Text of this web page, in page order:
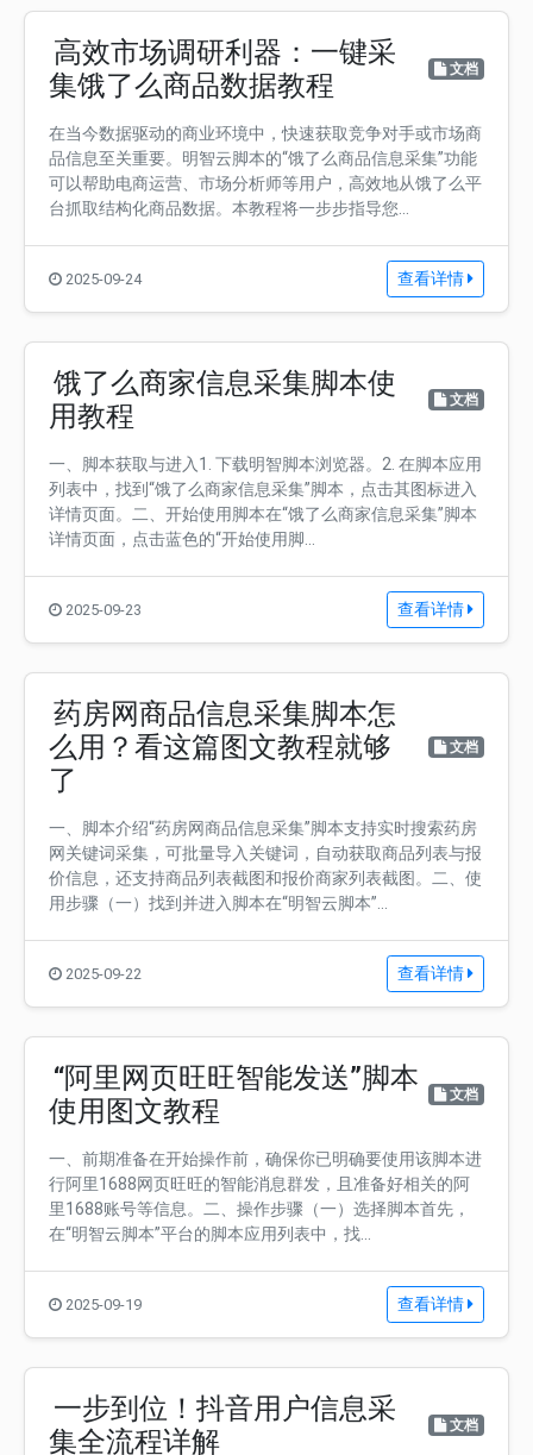
高效市场调研利器：一键采
集饿了么商品数据教程
文档
在当今数据驱动的商业环境中，快速获取竞争对手或市场商
品信息至关重要。明智云脚本的“饿了么商品信息采集”功能
可以帮助电商运营、市场分析师等用户，高效地从饿了么平
台抓取结构化商品数据。本教程将一步步指导您...
2025-09-24 查看详情
饿了么商家信息采集脚本使
用教程
文档
一、脚本获取与进入1. 下载明智脚本浏览器。2. 在脚本应用
列表中，找到“饿了么商家信息采集”脚本，点击其图标进入
详情页面。二、开始使用脚本在“饿了么商家信息采集”脚本
详情页面，点击蓝色的“开始使用脚...
2025-09-23 查看详情
药房网商品信息采集脚本怎
么用？看这篇图文教程就够
了
文档
一、脚本介绍“药房网商品信息采集”脚本支持实时搜索药房
网关键词采集，可批量导入关键词，自动获取商品列表与报
价信息，还支持商品列表截图和报价商家列表截图。二、使
用步骤（一）找到并进入脚本在“明智云脚本”...
2025-09-22 查看详情
“阿里网页旺旺智能发送”脚本
使用图文教程
文档
一、前期准备在开始操作前，确保你已明确要使用该脚本进
行阿里1688网页旺旺的智能消息群发，且准备好相关的阿
里1688账号等信息。二、操作步骤（一）选择脚本首先，
在“明智云脚本”平台的脚本应用列表中，找...
2025-09-19 查看详情
一步到位！抖音用户信息采
集全流程详解
文档